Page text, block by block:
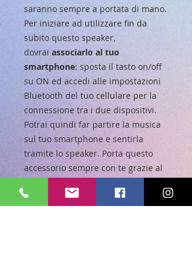
saranno sempre a portata di mano.
Per iniziare ad utilizzare fin da
subito questo speaker,
dovrai associarlo al tuo
smartphone: sposta il tasto on/off
su ON ed accedi alle impostazioni
Bluetooth del tuo cellulare per la
connessione tra i due dispositivi.
Potrai quindi far partire la musica
sul tuo smartphone e sentirla
tramite lo speaker. Porta questo
accessorio sempre con te grazie al
cintura, al passante dei pantaloni